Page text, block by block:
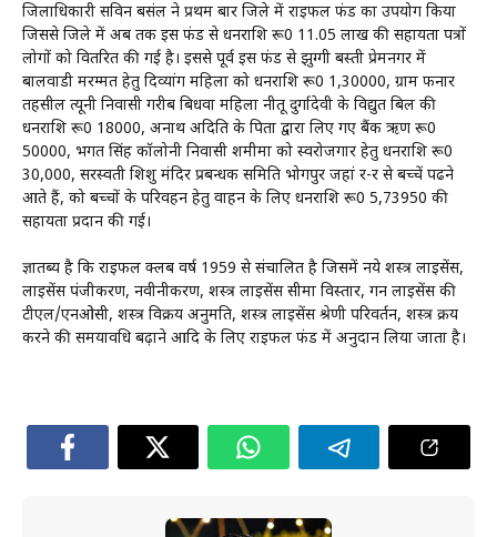
जिलाधिकारी सविन बसंल ने प्रथम बार जिले में राइफल फंड का उपयोग किया
जिससे जिले में अब तक इस फंड से धनराशि रू0 11.05 लाख की सहायता पत्रों
लोगों को वितरित की गई है। इससे पूर्व इस फंड से झुग्गी बस्ती प्रेमनगर में
बालवाडी मरम्मत हेतु दिव्यांग महिला को धनराशि रू0 1,30000, ग्राम फनार
तहसील त्यूनी निवासी गरीब बिधवा महिला नीतू दुर्गादेवी के विद्युत बिल की
धनराशि रू0 18000, अनाथ अदिति के पिता द्वारा लिए गए बैंक ऋण रू0
50000, भगत सिंह कॉलोनी निवासी शमीमा को स्वरोजगार हेतु धनराशि रू0
30,000, सरस्वती शिशु मंदिर प्रबन्धक समिति भोगपुर जहां दूर-दूर से बच्चें पढने
आते हैं, को बच्चों के परिवहन हेतु वाहन के लिए धनराशि रू0 5,73950 की
सहायता प्रदान की गई।
ज्ञातब्य है कि राइफल क्लब वर्ष 1959 से संचालित है जिसमें नये शस्त्र लाइसेंस,
लाइसेंस पंजीकरण, नवीनीकरण, शस्त्र लाइसेंस सीमा विस्तार, गन लाइसेंस की
टीएल/एनओसी, शस्त्र विक्रय अनुमति, शस्त्र लाइसेंस श्रेणी परिवर्तन, शस्त्र क्रय
करने की समयावधि बढ़ाने आदि के लिए राइफल फंड में अनुदान लिया जाता है।